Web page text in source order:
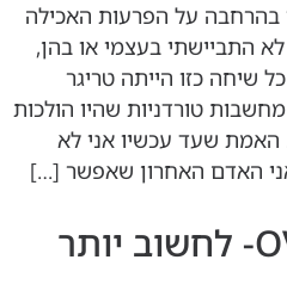
על הפרעות האכילה
התביישתי בעצמי או בהן,
שיחה כזו הייתה טריגר
טורדניות שהיו הולכות
שעד עכשיו אני לא
האדם האחרון שאפשר […]
OVERTHINKING- לחשוב יותר